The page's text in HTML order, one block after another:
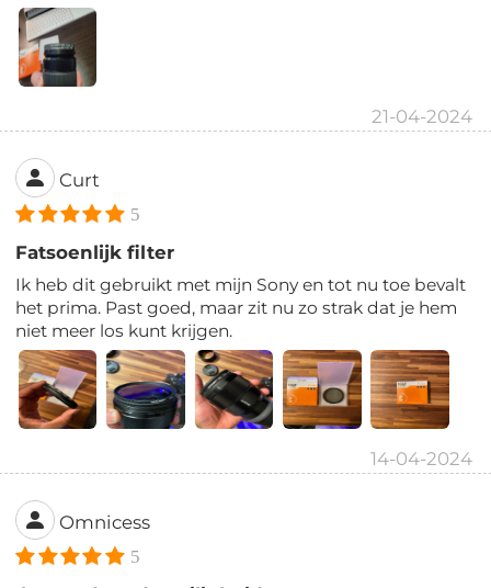
21-04-2024
Curt
5
Fatsoenlijk filter
Ik heb dit gebruikt met mijn Sony en tot nu toe bevalt
het prima. Past goed, maar zit nu zo strak dat je hem
niet meer los kunt krijgen.
14-04-2024
Omnicess
5